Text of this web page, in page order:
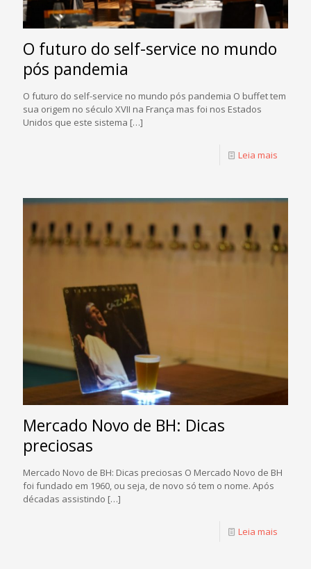
O futuro do self-service no mundo
pós pandemia
O futuro do self-service no mundo pós pandemia O buffet tem
sua origem no século XVII na França mas foi nos Estados
Unidos que este sistema […]
Leia mais
Mercado Novo de BH: Dicas
preciosas
Mercado Novo de BH: Dicas preciosas O Mercado Novo de BH
foi fundado em 1960, ou seja, de novo só tem o nome. Após
décadas assistindo […]
Leia mais